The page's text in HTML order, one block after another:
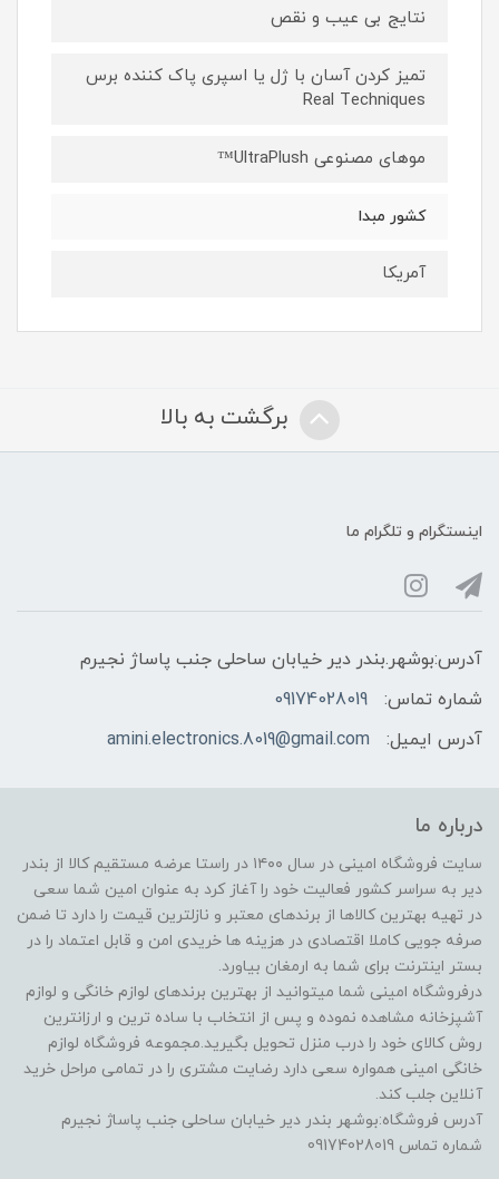
نتایج بی عیب و نقص
تمیز کردن آسان با ژل یا اسپری پاک کننده برس
Real Techniques
موهای مصنوعی UltraPlush™
کشور مبدا
آمریکا
برگشت به بالا
اینستگرام و تلگرام ما
آدرس:بوشهر.بندر دیر خیابان ساحلی جنب پاساژ نجیرم
شماره تماس:
09174028019
آدرس ایمیل:
amini.electronics.8019@gmail.com
درباره ما
سایت فروشگاه امینی در سال ۱۴۰۰ در راستا عرضه مستقیم کالا از بندر
دیر به سراسر کشور فعالیت خود را آغاز کرد به عنوان امین شما سعی
در تهیه بهترین کالاها از برندهای معتبر و نازلترین قیمت را دارد تا ضمن
صرفه جویی کاملا اقتصادی در هزینه ها خریدی امن و قابل اعتماد را در
بستر اینترنت برای شما به ارمغان بیاورد.
درفروشگاه امینی شما میتوانید از بهترین برندهای لوازم خانگی و لوازم
آشپزخانه مشاهده نموده و پس از انتخاب با ساده ترین و ارزانترین
روش کالای خود را درب منزل تحویل بگیرید.مجموعه فروشگاه لوازم
خانگی امینی همواره سعی دارد رضایت مشتری را در تمامی مراحل خرید
آنلاین جلب کند.
آدرس فروشگاه:بوشهر بندر دیر خیابان ساحلی جنب پاساژ نجیرم
شماره تماس 09174028019